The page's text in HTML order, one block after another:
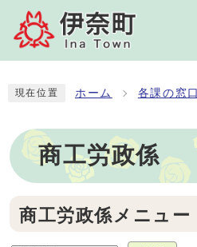
現在位置 ホーム 各課の窓口
商工労政係
商工労政係メニュー